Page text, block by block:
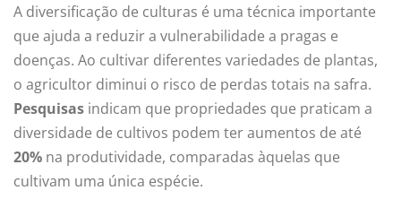
A diversificação de culturas é uma técnica importante
que ajuda a reduzir a vulnerabilidade a pragas e
doenças. Ao cultivar diferentes variedades de plantas,
o agricultor diminui o risco de perdas totais na safra.
Pesquisas indicam que propriedades que praticam a
diversidade de cultivos podem ter aumentos de até
20% na produtividade, comparadas àquelas que
cultivam uma única espécie.